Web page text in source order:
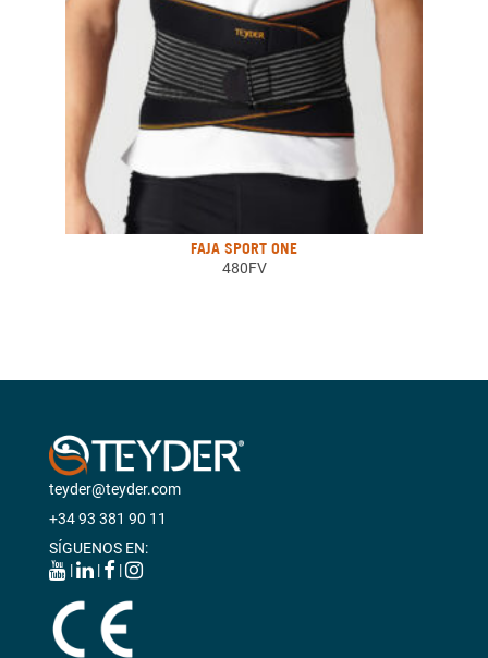
FAJA SPORT ONE
480FV
teyder@teyder.com
+34 93 381 90 11
SÍGUENOS EN:
|
| |